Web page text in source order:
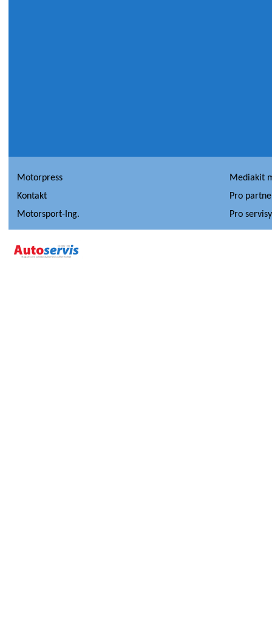
Motorpress
Mediakit
Kontakt
Pro
Motorsport-Ing.
Pro servisy